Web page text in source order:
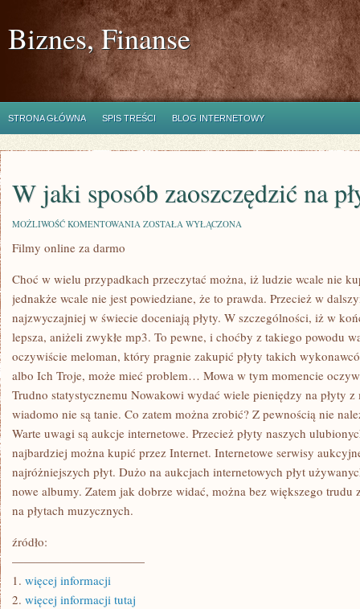
Biznes, Finanse
STRONA GŁÓWNA SPIS TREŚCI BLOG INTERNETOWY
W jaki sposób zaoszczędzić na
MOŻLIWOŚĆ KOMENTOWANIA W
PŁYTACH?
ZOSTAŁA WYŁĄCZONA
Filmy online za darmo
Choć w wielu przypadkach przeczytać można, iż ludzie wcale nie
jednakże wcale nie jest powiedziane, że to prawda. Przecież w
najzwyczajniej w świecie doceniają płyty. W szczególności, iż w
lepsza, aniżeli zwykłe mp3. To pewne, i choćby z takiego powodu
oczywiście meloman, który pragnie zakupić płyty takich
albo Ich Troje, może mieć problem… Mowa w tym momencie
Trudno statystycznemu Nowakowi wydać wiele pieniędzy na płyty
wiadomo nie są tanie. Co zatem można zrobić? Z pewnością nie
Warte uwagi są aukcje internetowe. Przecież płyty naszych
najbardziej można kupić przez Internet. Internetowe serwisy
najróżniejszych płyt. Dużo na aukcjach internetowych płyt
nowe albumy. Zatem jak dobrze widać, można bez większego trudu
na płytach muzycznych.
źródło:
———————————
1. więcej informacji
2. więcej informacji tutaj